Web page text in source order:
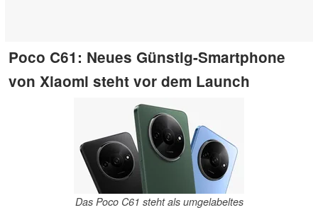
Poco C61: Neues Günstig-Smartphone
von Xiaomi steht vor dem Launch
Das Poco C61 steht als umgelabeltes